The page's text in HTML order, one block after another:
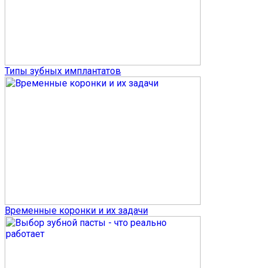
Типы зубных имплантатов
Временные коронки и их задачи